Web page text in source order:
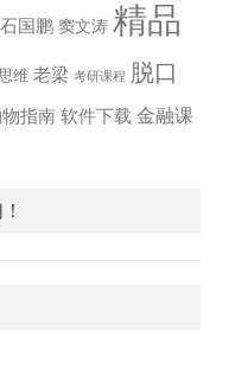
石国鹏 窦文涛 精品
维 老梁 考研课程
脱口
物指南 软件下载 金融课